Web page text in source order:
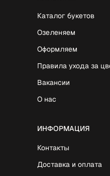
Каталог букетов
Озеленяем
Оформляем
Правила ухода за
Вакансии
О нас
ИНФОРМАЦИЯ
Контакты
Доставка и оплата